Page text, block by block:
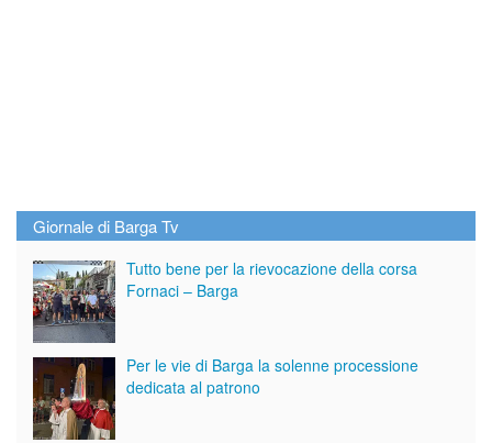
Giornale di Barga Tv
Tutto bene per la rievocazione della corsa
Fornaci – Barga
Per le vie di Barga la solenne processione
dedicata al patrono